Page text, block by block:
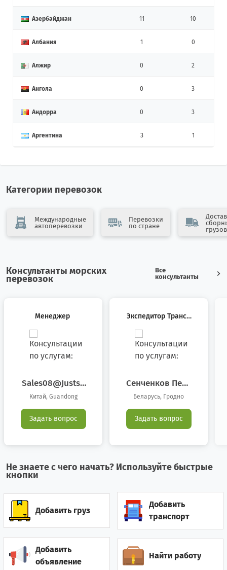
Азербайджан 11 10
Албания 1 0
Алжир 0 2
Ангола 0 3
Андорра 0 3
Аргентина 3 1
Бахрейн 0 2
Бельгия 6
Болгария
Боливия 0
Бразилия
Великобритания 6
Гайана 0
Гана 5
Категории перевозок
Международные
автоперевозки
Перевозки
по стране
грузов
Консультанты морских
перевозок
Все
консультанты
Менеджер
Sales08@justsu
Pply.com.cn
Китай, Guandong
Задать вопрос
Экспедитор Трансп
Сенченков Петр
Владимирович
Беларусь, Гродно
Задать вопрос
Не знаете с чего начать? Используйте быстрые
кнопки
Добавить груз
Добавить
транспорт
Добавить
объявление
Найти работу